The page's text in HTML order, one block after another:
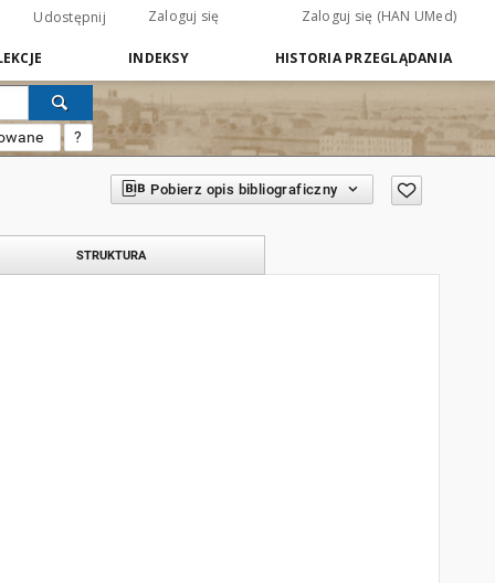
Udostępnij Zaloguj się Zaloguj się (HAN UMed)
INDEKSY HISTORIA PRZEGLĄDANIA
?
Pobierz opis bibliograficzny
STRUKTURA